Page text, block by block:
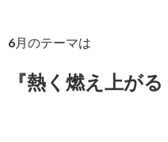
6月のテーマは
『熱く燃え上がる